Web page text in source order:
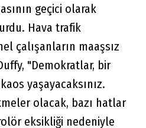
geçici olarak
Hava trafik
çalışanların maaşsız
"Demokratlar, bir
yaşayacaksınız.
olacak, bazı hatlar
eksikliği nedeniyle